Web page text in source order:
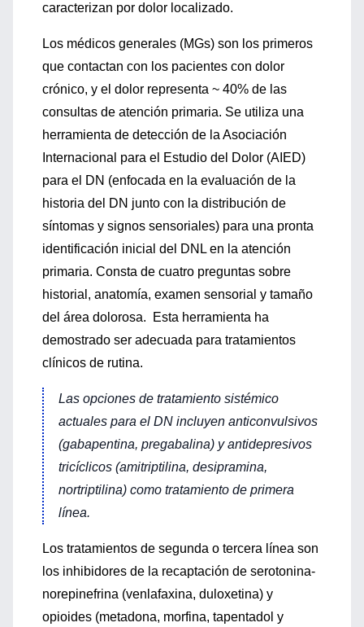
caracterizan por dolor localizado.
Los médicos generales (MGs) son los primeros
que contactan con los pacientes con dolor
crónico, y el dolor representa ~ 40% de las
consultas de atención primaria. Se utiliza una
herramienta de detección de la Asociación
Internacional para el Estudio del Dolor (AIED)
para el DN (enfocada en la evaluación de la
historia del DN junto con la distribución de
síntomas y signos sensoriales) para una pronta
identificación inicial del DNL en la atención
primaria. Consta de cuatro preguntas sobre
historial, anatomía, examen sensorial y tamaño
del área dolorosa. Esta herramienta ha
demostrado ser adecuada para tratamientos
clínicos de rutina.
Las opciones de tratamiento sistémico
actuales para el DN incluyen anticonvulsivos
(gabapentina, pregabalina) y antidepresivos
tricíclicos (amitriptilina, desipramina,
nortriptilina) como tratamiento de primera
línea.
Los tratamientos de segunda o tercera línea son
los inhibidores de la recaptación de serotonina-
norepinefrina (venlafaxina, duloxetina) y
opioides (metadona, morfina, tapentadol y